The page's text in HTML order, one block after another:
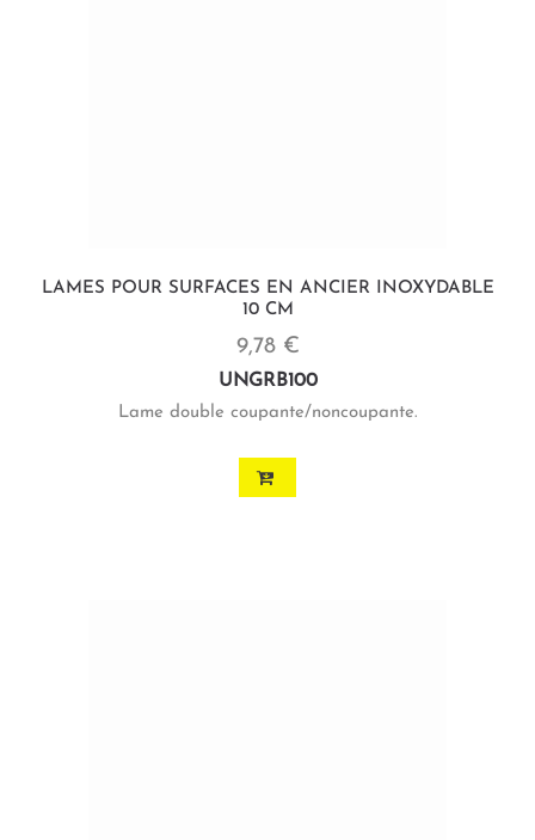
LAMES POUR SURFACES EN ANCIER INOXYDABLE
10 CM
9,78 €
UNGRB100
Lame double coupante/noncoupante.